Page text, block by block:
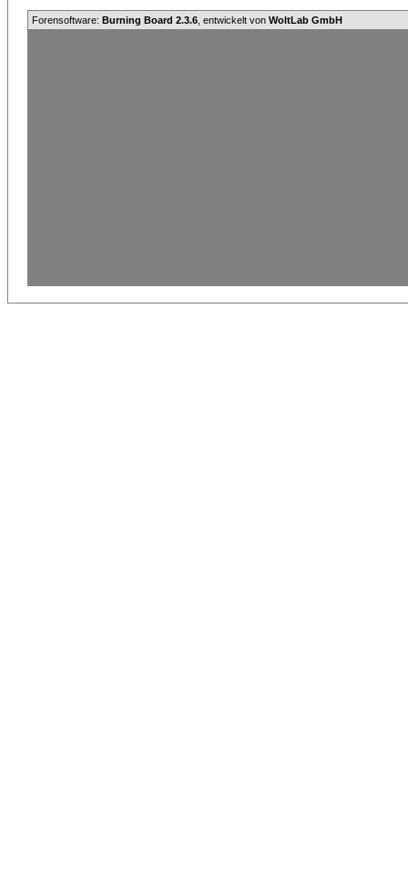
Forensoftware: Burning Board 2.3.6 , entwickelt von WoltLab GmbH